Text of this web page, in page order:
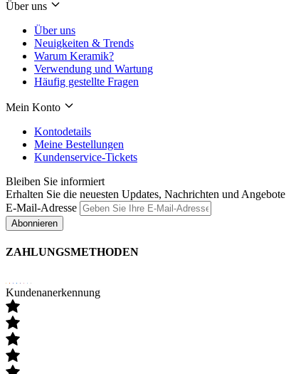
Über uns
Über uns
Neuigkeiten & Trends
Warum Keramik?
Verwendung und Wartung
Häufig gestellte Fragen
Mein Konto
Kontodetails
Meine Bestellungen
Kundenservice-Tickets
Bleiben Sie informiert
Erhalten Sie die neuesten Updates, Nachrichten und Angebote
E-Mail-Adresse
Abonnieren
ZAHLUNGSMETHODEN
Kundenanerkennung